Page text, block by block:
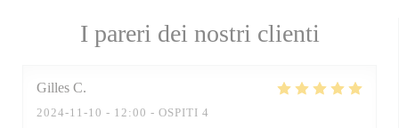
I pareri dei nostri clienti
Gilles C
2024-11-10 - 12:00 - OSPITI 4